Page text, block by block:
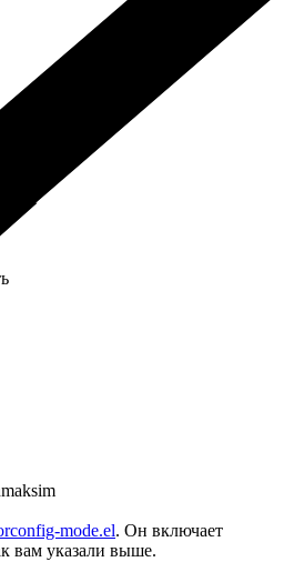
mode.el. Он включает
вам указали выше.